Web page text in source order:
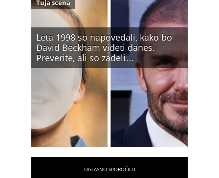
Leta 1998 so napovedali, kako bo
David Beckham videti danes.
Preverite, ali so zadeli…
Tuja scena